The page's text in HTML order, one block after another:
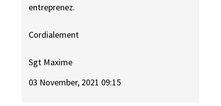
entreprenez.
Cordialement
Sgt Maxime
03 November, 2021 09:15